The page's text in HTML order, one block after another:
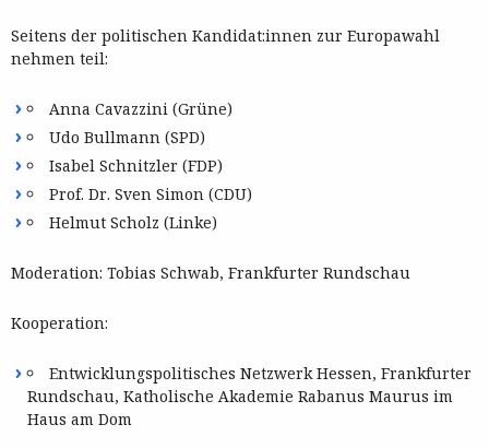
Seitens der politischen Kandidat:innen zur Europawahl
nehmen teil:
Anna Cavazzini (Grüne)
Udo Bullmann (SPD)
Isabel Schnitzler (FDP)
Prof. Dr. Sven Simon (CDU)
Helmut Scholz (Linke)
Moderation: Tobias Schwab, Frankfurter Rundschau
Kooperation:
Entwicklungspolitisches Netzwerk Hessen, Frankfurter
Rundschau, Katholische Akademie Rabanus Maurus im
Haus am Dom